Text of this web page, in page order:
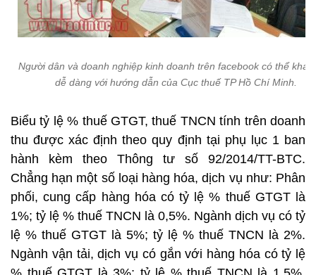
Người dân và doanh nghiệp kinh doanh trên facebook có thể khai
dễ dàng với hướng dẫn của Cục thuế TP Hồ Chí Minh.
Biểu tỷ lệ % thuế GTGT, thuế TNCN tính trên doanh
thu được xác định theo quy định tại phụ lục 1 ban
hành kèm theo Thông tư số 92/2014/TT-BTC.
Chẳng hạn một số loại hàng hóa, dịch vụ như: Phân
phối, cung cấp hàng hóa có tỷ lệ % thuế GTGT là
1%; tỷ lệ % thuế TNCN là 0,5%. Ngành dịch vụ có tỷ
lệ % thuế GTGT là 5%; tỷ lệ % thuế TNCN là 2%.
Ngành vận tải, dịch vụ có gắn với hàng hóa có tỷ lệ